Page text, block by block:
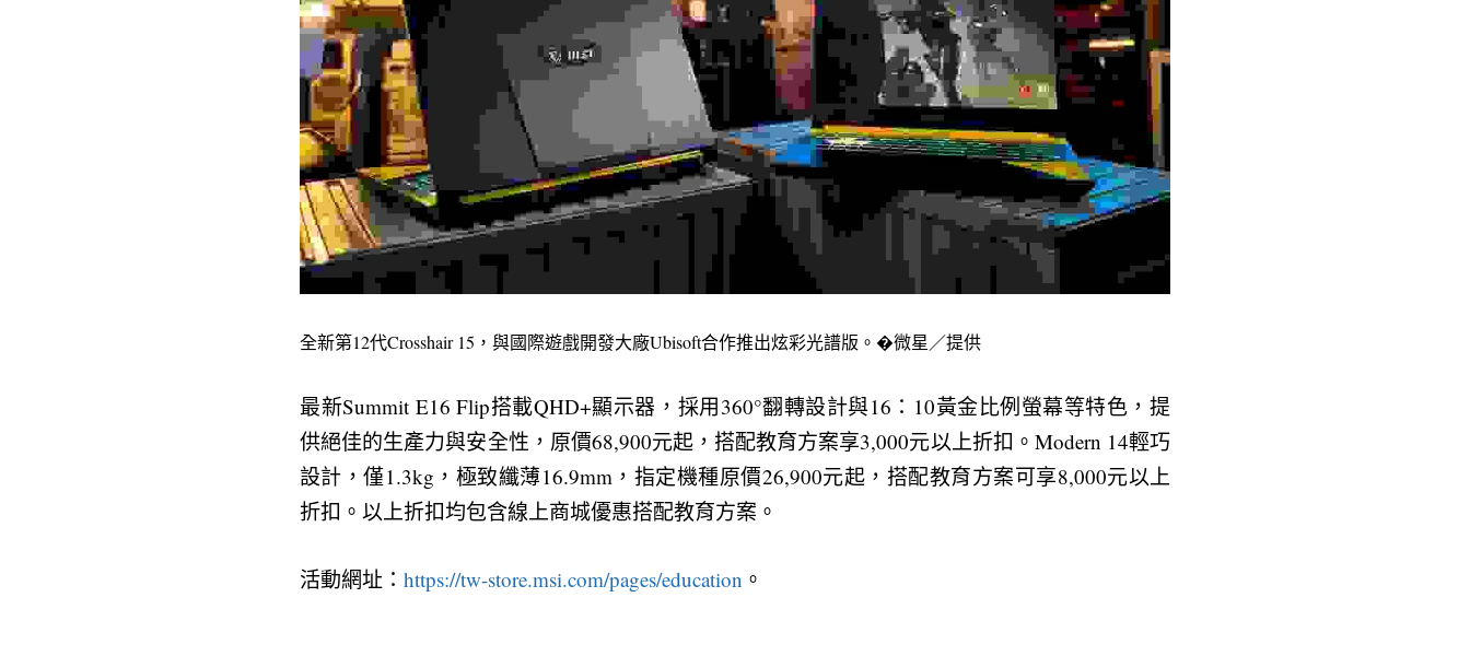
全新第12代Crosshair 15，與國際遊戲開發大廠Ubisoft合作推出炫彩光譜版。�微星／提供
最新Summit E16 Flip搭載QHD+顯示器，採用360°翻轉設計與16：10黃金比例螢幕等特色，提
供絕佳的生產力與安全性，原價68,900元起，搭配教育方案享3,000元以上折扣。Modern 14輕巧
設計，僅1.3kg，極致纖薄16.9mm，指定機種原價26,900元起，搭配教育方案可享8,000元以上
折扣。以上折扣均包含線上商城優惠搭配教育方案。
活動網址： https://tw-store.msi.com/pages/education 。